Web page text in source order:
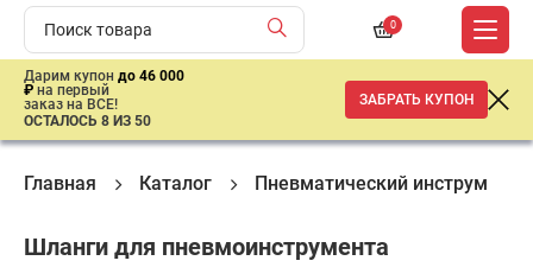
0
Дарим купон до 46 000
₽ на первый
заказ на ВСЕ!
ОСТАЛОСЬ 8 ИЗ 50
ЗАБРАТЬ КУПОН
Главная Каталог Пневматический инструмент
Шланги для пневмоинструмента